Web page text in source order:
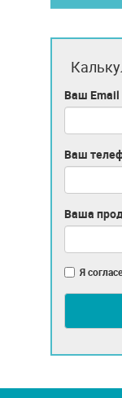
Ваш Email
Ваш
Ваша
Я